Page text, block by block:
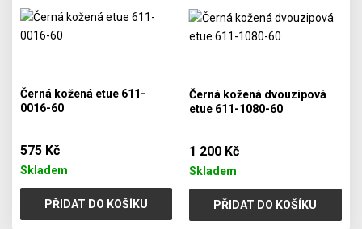
Černá kožená etue 611-
0016-60
575 Kč
Skladem
PŘIDAT DO KOŠÍKU
Černá kožená dvouzipová
etue 611-1080-60
1 200 Kč
Skladem
PŘIDAT DO KOŠÍKU